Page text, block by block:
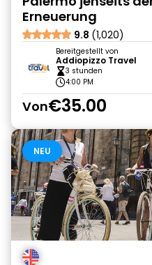
Erneuerung
9.8 (1,020)
Bereitgestellt von
Addiopizzo Travel
3 stunden
4:00 PM
Von€35.00
NEU